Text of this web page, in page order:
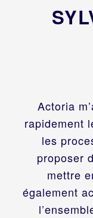
Actoria
rapidement
les
proposer
mettre
également